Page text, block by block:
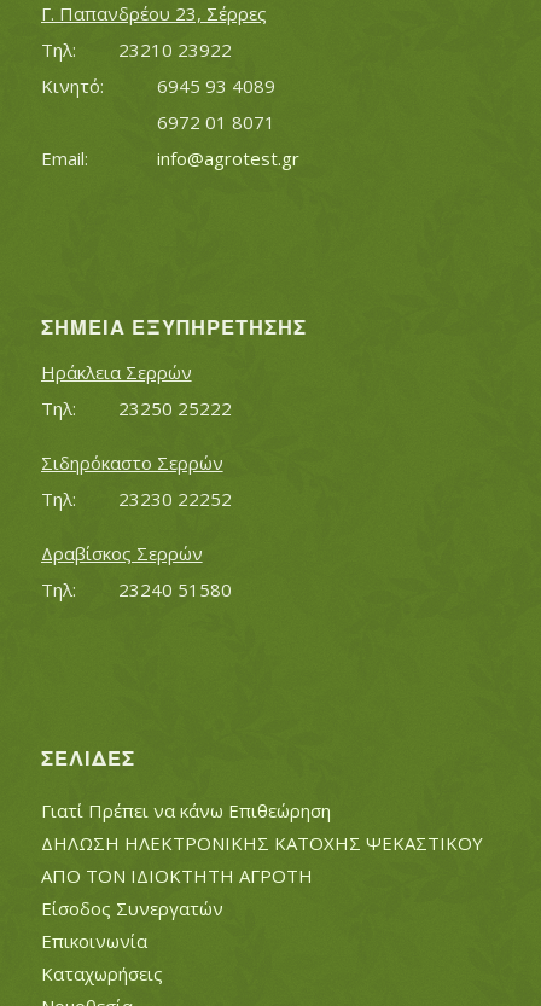
Γ. Παπανδρέου 23, Σέρρες
Τηλ:		23210 23922
Κινητό:		6945 93 4089
			6972 01 8071
info@agrotest.gr
ΣΗΜΕΊΑ ΕΞΥΠΗΡΈΤΗΣΗΣ
Ηράκλεια Σερρών
Τηλ:		23250 25222
Σιδηρόκαστο Σερρών
Τηλ:		23230 22252
Δραβίσκος Σερρών
Τηλ:		23240 51580
ΣΕΛΊΔΕΣ
Γιατί Πρέπει να κάνω Επιθεώρηση
ΔΗΛΩΣΗ ΗΛΕΚΤΡΟΝΙΚΗΣ ΚΑΤΟΧΗΣ ΨΕΚΑΣΤΙΚΟΥ
ΑΠΟ ΤΟΝ ΙΔΙΟΚΤΗΤΗ ΑΓΡΟΤΗ
Είσοδος Συνεργατών
Επικοινωνία
Καταχωρήσεις